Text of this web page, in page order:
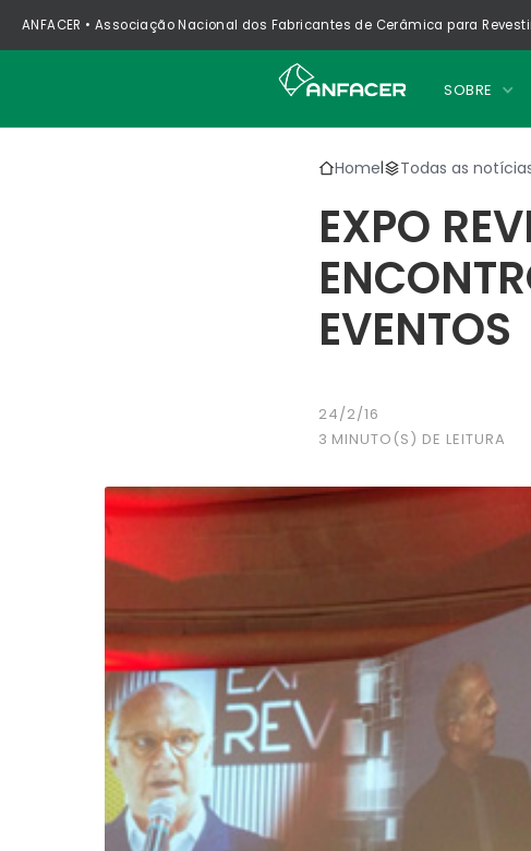
ANFACER • Associação Nacional dos Fabricantes de Cerâmica para
SOBRE
Home| Todas as
EXPO
EVENTOS
24/2/16
3 MINUTO(S) DE LEITURA